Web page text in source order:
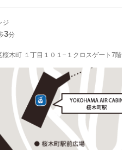
ジ
3分
桜木町 １丁目１０１−１クロスゲート7階